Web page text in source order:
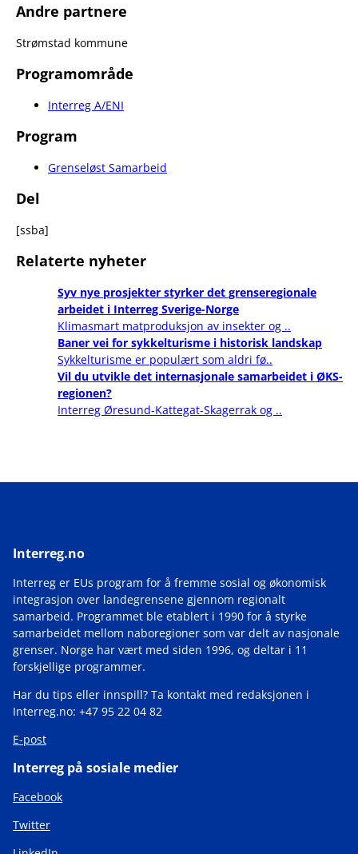
Andre partnere
Strømstad kommune
Programområde
Interreg A/ENI
Program
Grenseløst Samarbeid
Del
[ssba]
Relaterte nyheter
Syv nye prosjekter styrker det grenseregionale
arbeidet i Interreg Sverige-Norge
Klimasmart matproduksjon av insekter og ..
Baner vei for sykkelturisme i historisk landskap
Sykkelturisme er populært som aldri fø..
Vil du utvikle det internasjonale samarbeidet i ØKS-
regionen?
Interreg Øresund-Kattegat-Skagerrak og ..
Interreg.no
Interreg er EUs program for å fremme sosial og økonomisk
integrasjon over landegrensene gjennom regionalt
samarbeid. Programmet ble etablert i 1990 for å styrke
samarbeidet mellom naboregioner som var delt av nasjonale
grenser. Norge har vært med siden 1996, og deltar i 11
forskjellige programmer.
Har du tips eller innspill? Ta kontakt med redaksjonen i
Interreg.no: +47 95 22 04 82
E-post
Interreg på sosiale medier
Facebook
Twitter